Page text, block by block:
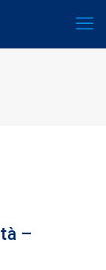
–